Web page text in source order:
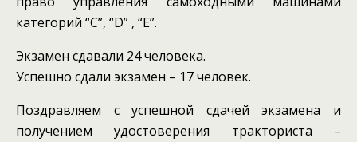
категорий “С”, “D” , “E”.
Экзамен сдавали 24 человека.
Успешно сдали экзамен – 17 человек.
Поздравляем с успешной сдачей экзамена и
получением удостоверения тракториста –